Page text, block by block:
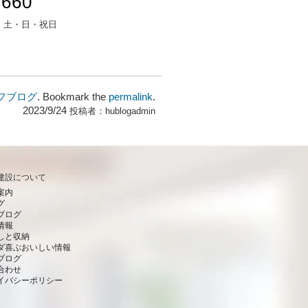
土・日・祝日
ブログ. Bookmark the permalink.
2023/9/24 投稿者： hublogadmin
設について
内
ログ
報
と収納
喜ぶおいしい情報
ログ
わせ
バシーポリシー